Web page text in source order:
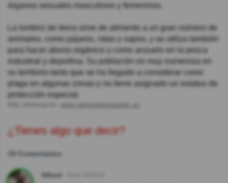
órganos sexuales masculinos y femeninos.
La lombriz de tierra sirve de alimento a un gran número de
animales, como pájaros, ratas y sapos, y se utiliza también
para hacer abono orgánico y como anzuelo en la pesca
industrial y deportiva. Su población es muy numerosa en
su territorio-tanto que se ha llegado a considerar como
plaga en algunas zonas-y no tiene asignado un estatus de
protección especial.
¿Tienes algo que decir?
19 Comentarios
Albert